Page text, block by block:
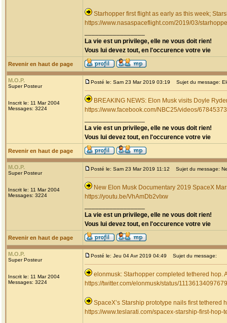
Starhopper first flight as early as this week;
https://www.nasaspaceflight.com/2019/03/
La vie est un privilege, elle ne vous doit rien!
Vous lui devez tout, en l'occurence votre vie
Revenir en haut de page
M.O.P.
Super Posteur
Inscrit le: 11 Mar 2004
Messages: 3224
Posté le: Sam 23 Mar 2019 03:19 Sujet du message:
BREAKING NEWS: Elon Musk visits Doyle
https://www.facebook.com/NBC25/videos/
La vie est un privilege, elle ne vous doit rien!
Vous lui devez tout, en l'occurence votre vie
Revenir en haut de page
M.O.P.
Super Posteur
Inscrit le: 11 Mar 2004
Messages: 3224
Posté le: Sam 23 Mar 2019 11:12 Sujet du message:
New Elon Musk Documentary 2019 SpaceX
https://youtu.be/VhAmDb2vIxw
La vie est un privilege, elle ne vous doit rien!
Vous lui devez tout, en l'occurence votre vie
Revenir en haut de page
M.O.P.
Super Posteur
Inscrit le: 11 Mar 2004
Messages: 3224
Posté le: Jeu 04 Avr 2019 04:49 Sujet du message:
elonmusk: Starhopper completed tethered hop.
https://twitter.com/elonmusk/status/
SpaceX’s Starship prototype nails first tethered
https://www.teslarati.com/spacex-starship-first-hop-